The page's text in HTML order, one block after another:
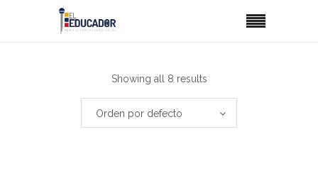
Showing all 8 results
Orden por defecto